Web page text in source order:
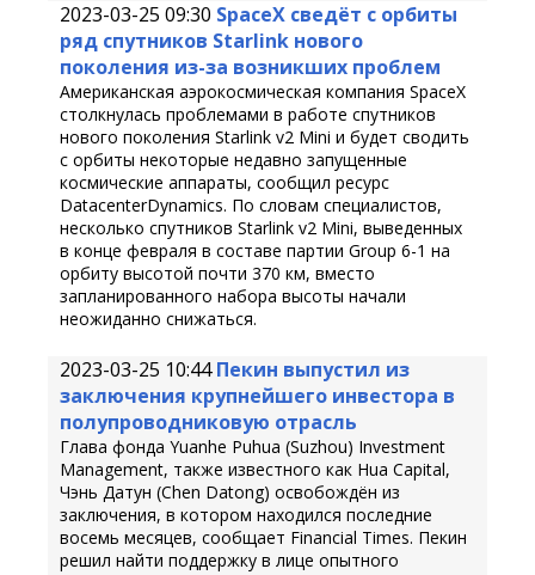
2023-03-25 09:30 SpaceX сведёт с орбиты
ряд спутников Starlink нового
поколения из-за возникших проблем
Американская аэрокосмическая компания SpaceX
столкнулась проблемами в работе спутников
нового поколения Starlink v2 Mini и будет сводить
с орбиты некоторые недавно запущенные
космические аппараты, сообщил ресурс
DatacenterDynamics. По словам специалистов,
несколько спутников Starlink v2 Mini, выведенных
в конце февраля в составе партии Group 6-1 на
орбиту высотой почти 370 км, вместо
запланированного набора высоты начали
неожиданно снижаться.
2023-03-25 10:44 Пекин выпустил из
заключения крупнейшего инвестора в
полупроводниковую отрасль
Глава фонда Yuanhe Puhua (Suzhou) Investment
Management, также известного как Hua Capital,
Чэнь Датун (Chen Datong) освобождён из
заключения, в котором находился последние
восемь месяцев, сообщает Financial Times. Пекин
решил найти поддержку в лице опытного